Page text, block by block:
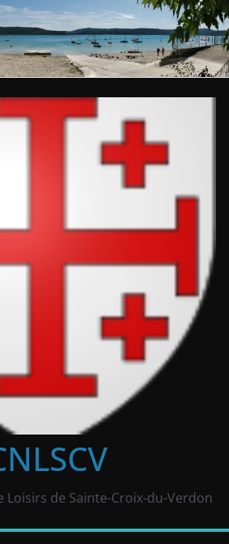
Loisirs de Sainte-Croix-du-Verdon